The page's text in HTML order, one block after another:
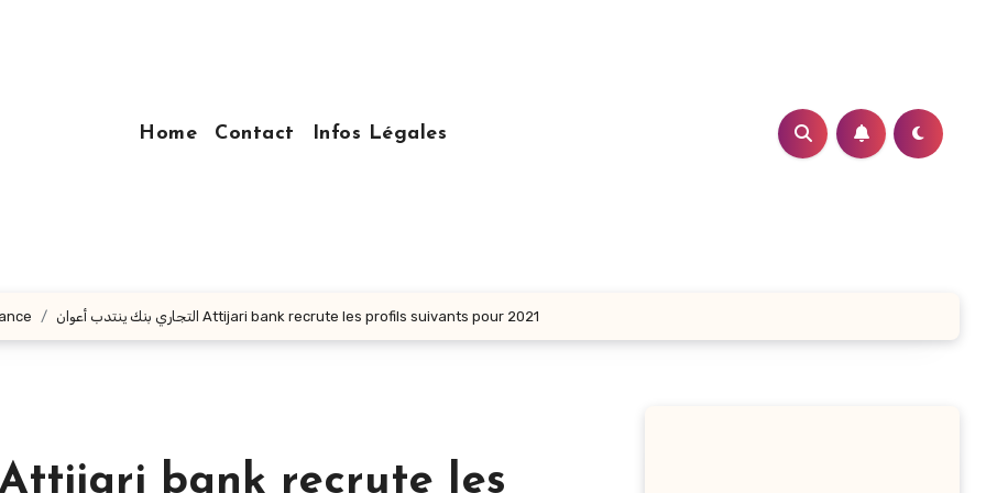
Home
Contact Infos Légales
التجاري بنك ينتدب أعوان Attijari bank recrute les profils suivants pour 2021